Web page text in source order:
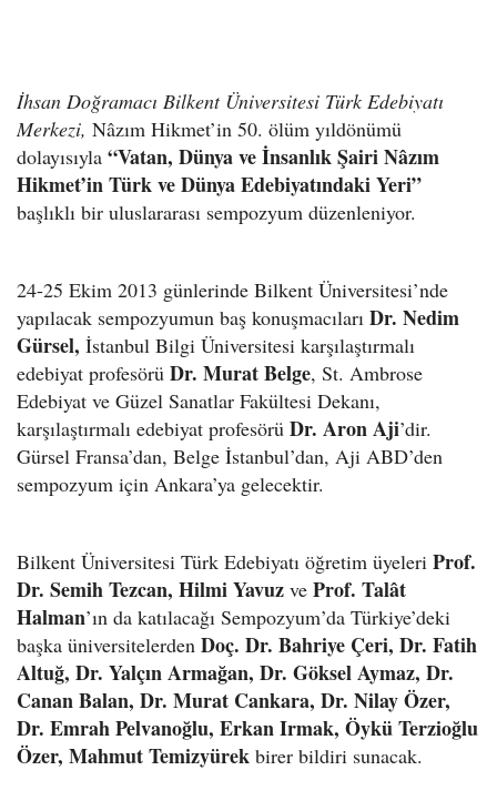
İhsan Doğramacı Bilkent Üniversitesi Türk Edebiyatı
Merkezi, Nâzım Hikmet’in 50. ölüm yıldönümü
dolayısıyla “Vatan, Dünya ve İnsanlık Şairi Nâzım
Hikmet’in Türk ve Dünya Edebiyatındaki Yeri”
başlıklı bir uluslararası sempozyum düzenleniyor.
24-25 Ekim 2013 günlerinde Bilkent Üniversitesi’nde
yapılacak sempozyumun baş konuşmacıları Dr. Nedim
Gürsel, İstanbul Bilgi Üniversitesi karşılaştırmalı
edebiyat profesörü Dr. Murat Belge, St. Ambrose
Edebiyat ve Güzel Sanatlar Fakültesi Dekanı,
karşılaştırmalı edebiyat profesörü Dr. Aron Aji’dir.
Gürsel Fransa’dan, Belge İstanbul’dan, Aji ABD’den
sempozyum için Ankara’ya gelecektir.
Bilkent Üniversitesi Türk Edebiyatı öğretim üyeleri Prof.
Dr. Semih Tezcan, Hilmi Yavuz ve Prof. Talât
Halman’ın da katılacağı Sempozyum’da Türkiye’deki
başka üniversitelerden Doç. Dr. Bahriye Çeri, Dr. Fatih
Altuğ, Dr. Yalçın Armağan, Dr. Göksel Aymaz, Dr.
Canan Balan, Dr. Murat Cankara, Dr. Nilay Özer,
Dr. Emrah Pelvanoğlu, Erkan Irmak, Öykü Terzioğlu
Özer, Mahmut Temizyürek birer bildiri sunacak.